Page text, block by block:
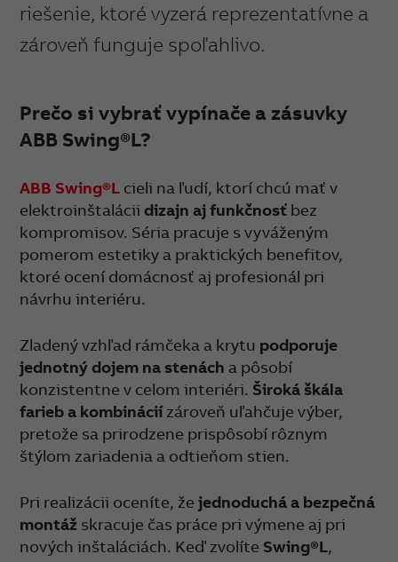
riešenie, ktoré vyzerá reprezentatívne a
zároveň funguje spoľahlivo.
Prečo si vybrať vypínače a zásuvky
ABB Swing®L?
ABB Swing®L cieli na ľudí, ktorí chcú mať v
elektroinštaláciidizajn aj funkčnosť bez
kompromisov. Séria pracuje s vyváženým
pomerom estetiky a praktických benefitov,
ktoré ocení domácnosť aj profesionál pri
návrhu interiéru.
Zladený vzhľad rámčeka a krytu podporuje
jednotný dojem na stenách a pôsobí
konzistentne v celom interiéri. Široká škála
farieb a kombináciízároveň uľahčuje výber,
pretože sa prirodzene prispôsobí rôznym
štýlom zariadenia a odtieňom stien.
Pri realizácii oceníte, žejednoduchá a bezpečná
montáž skracuje čas práce pri výmene aj pri
nových inštaláciách. Keď zvolíte Swing®L,